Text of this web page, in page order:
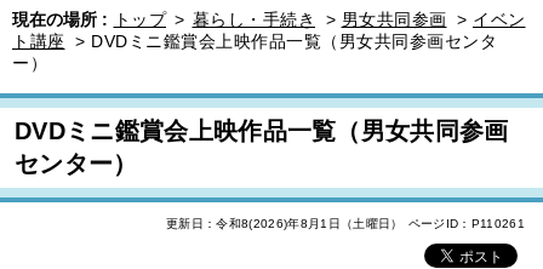
現在の場所 : トップ > 暮らし・手続き > 男女共同参画 > イベン
ト講座
> DVDミニ鑑賞会上映作品一覧（男女共同参画センタ
ー）
DVDミニ鑑賞会上映作品一覧（男女共同参画
センター）
更新日：令和8(2026)年8月1日（土曜日） ページID：P110261